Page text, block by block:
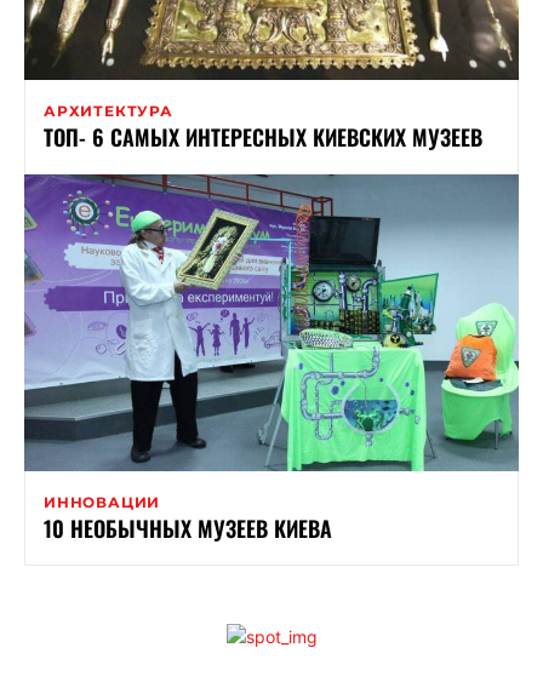
АРХИТЕКТУРА
ТОП- 6 САМЫХ ИНТЕРЕСНЫХ КИЕВСКИХ МУЗЕЕВ
ИННОВАЦИИ
10 НЕОБЫЧНЫХ МУЗЕЕВ КИЕВА